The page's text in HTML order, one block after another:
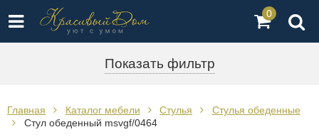
0
Показать фильтр
Главная Каталог мебели Стулья
Стулья обеденные
Стул обеденный msvgf/0464